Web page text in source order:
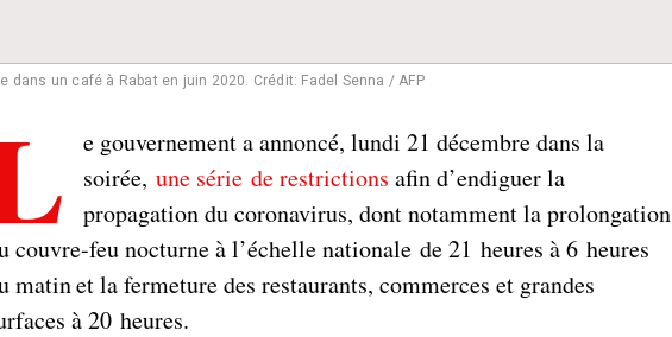
dans un café à Rabat en juin 2020. Crédit: Fadel Senna / AFP
e gouvernement a annoncé, lundi 21 décembre dans la
soirée, une série de restrictions afin d’endiguer la
propagation du coronavirus, dont notamment la prolongation
couvre-feu nocturne à l’échelle nationale de 21 heures à 6 heures
matin et la fermeture des restaurants, commerces et grandes
à 20 heures.